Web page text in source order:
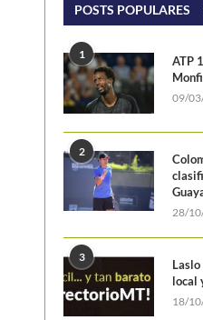
POSTS POPULARES
1
ATP
09/
2
28/
3
local
18/